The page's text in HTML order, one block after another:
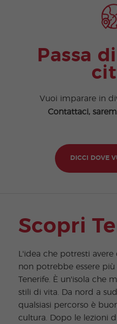
Passa
Vuoi imparare in
Contattaci,
DICCI DOVE
Scopri
L'idea che potresti
non potrebbe essere più
Tenerife. È un'isola che
stili di vita. Da nord a
qualsiasi percorso è
cultura. Dopo le lezioni